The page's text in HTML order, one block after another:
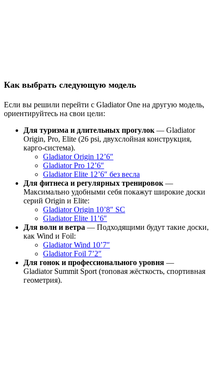
Как выбрать следующую модель
Если вы решили перейти с Gladiator One на другую модель,
ориентируйтесь на свои цели:
Для туризма и длительных прогулок — Gladiator
Origin, Pro, Elite (26 psi, двухслойная конструкция,
карго‑система).
Gladiator Origin 12’6″
Gladiator Pro 12’6″
Gladiator Elite 12’6″ без весла
Для фитнеса и регулярных тренировок —
Максимально удобными себя покажут широкие доски
серий Origin и Elite:
Gladiator Origin 10’8″ SC
Gladiator Elite 11’6″
Для волн и ветра — Подходящими будут такие доски,
как Wind и Foil:
Gladiator Wind 10’7″
Gladiator Foil 7’2″
Для гонок и профессионального уровня —
Gladiator Summit Sport (топовая жёсткость, спортивная
геометрия).